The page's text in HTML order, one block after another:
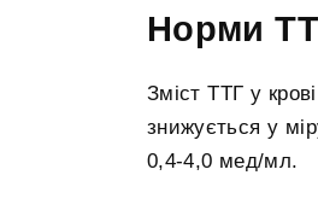
Норми
Зміст ТТГ у
знижується у
0,4-4,0 мед/мл.